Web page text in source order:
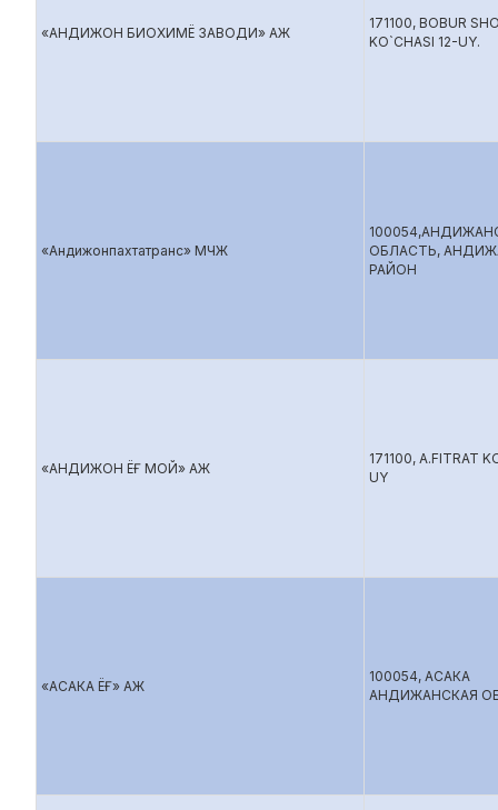
«АНДИЖОН БИОХИМЁ ЗАВОДИ» АЖ
171100, BOBUR
KO`CHASI 12-UY.
«Андижонпахтатранс» МЧЖ
ОБЛАСТЬ,
РАЙОН
«АНДИЖОН ЁҒ МОЙ» АЖ
171100, A.FITRAT
UY
«АСАКА ЁҒ» АЖ
100054, АСАКА
АНДИЖАНСКАЯ